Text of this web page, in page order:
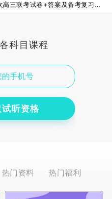
2021年三湘学校第三次高三联考试卷+答案及备考复习方法！
科目课程
听资格
热门资料 热门福利